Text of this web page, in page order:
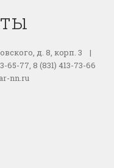
д. 8, корп. 3 |
77, 8 (831) 413-73-66
nn.ru